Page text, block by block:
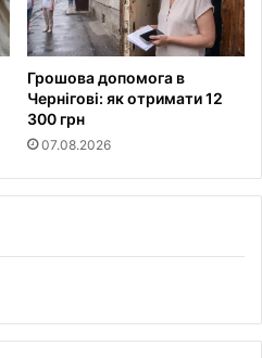
Грошова допомога в
Чернігові: як отримати 12
300 грн
07.08.2026